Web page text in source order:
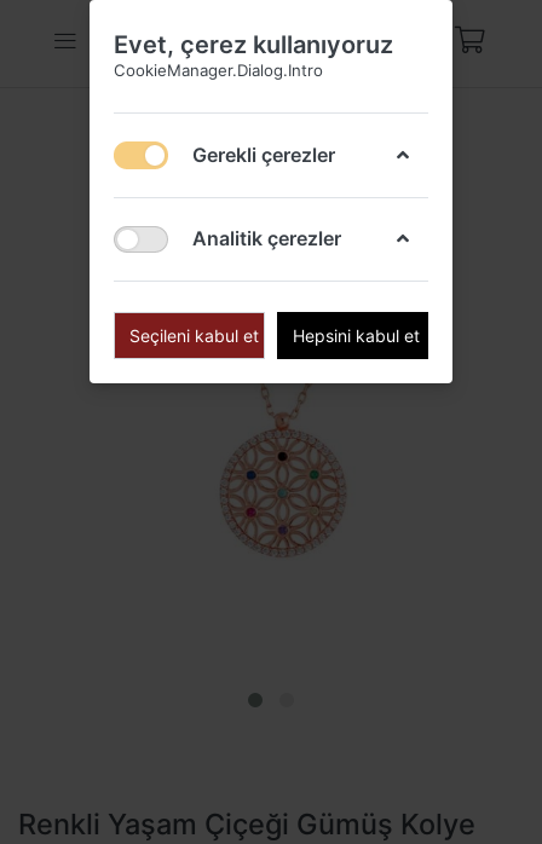
Renkli Yaşam Çiçeği Gümüş Kolye
Evet, çerez kullanıyoruz
CookieManager.Dialog.Intro
Gerekli çerezler
Analitik çerezler
Seçileni kabul et Hepsini kabul et